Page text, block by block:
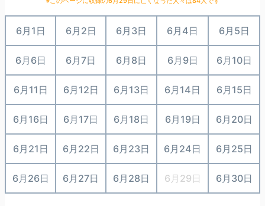
6月1日 6月2日 6月3日 6月4日 6月5日
6月6日 6月7日 6月8日 6月9日 6月10日
6月11日 6月12日 6月13日 6月14日 6月15日
6月16日 6月17日 6月18日 6月19日 6月20日
6月21日 6月22日 6月23日 6月24日 6月25日
6月26日 6月27日 6月28日 6月29日 6月30日